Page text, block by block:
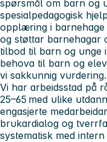
spørsmål om barn og
spesialpedagogisk
opplæring i barnehage
og støttar barnehagar
tilbod til barn og unge
behova til barn og
vi sakkunnig vurdering.
Vi har arbeidsstad på
25–65 med ulike
engasjerte
brukardialog og
systematisk med